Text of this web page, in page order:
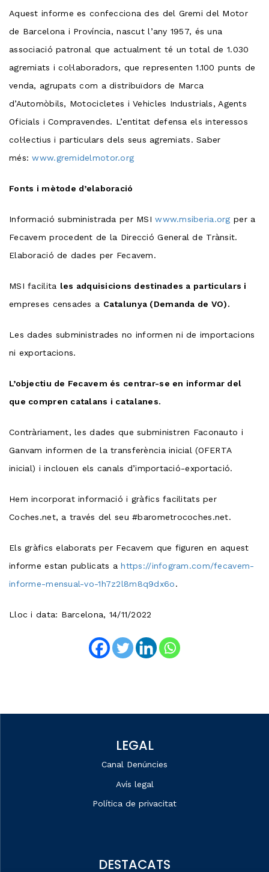
Aquest informe es confecciona des del Gremi del Motor
de Barcelona i Província, nascut l’any 1957, és una
associació patronal que actualment té un total de 1.030
agremiats i col·laboradors, que representen 1.100 punts de
venda, agrupats com a distribuïdors de Marca
d’Automòbils, Motocicletes i Vehicles Industrials, Agents
Oficials i Compravendes. L’entitat defensa els interessos
col·lectius i particulars dels seus agremiats. Saber
més: www.gremidelmotor.org
Fonts i mètode d’elaboració
Informació subministrada per MSI www.msiberia.org per a
Fecavem procedent de la Direcció General de Trànsit.
Elaboració de dades per Fecavem.
MSI facilita les adquisicions destinades a particulars i
empreses censades a Catalunya (Demanda de VO).
Les dades subministrades no informen ni de importacions
ni exportacions.
L’objectiu de Fecavem és centrar-se en informar del
que compren catalans i catalanes.
Contràriament, les dades que subministren Faconauto i
Ganvam informen de la transferència inicial (OFERTA
inicial) i inclouen els canals d’importació-exportació.
Hem incorporat informació i gràfics facilitats per
Coches.net, a través del seu #barometrocoches.net.
Els gràfics elaborats per Fecavem que figuren en aquest
informe estan publicats a https://infogram.com/fecavem-
informe-mensual-vo-1h7z2l8m8q9dx6o.
Lloc i data: Barcelona, 14/11/2022
LEGAL
Canal Denúncies
Avís legal
Política de privacitat
DESTACATS